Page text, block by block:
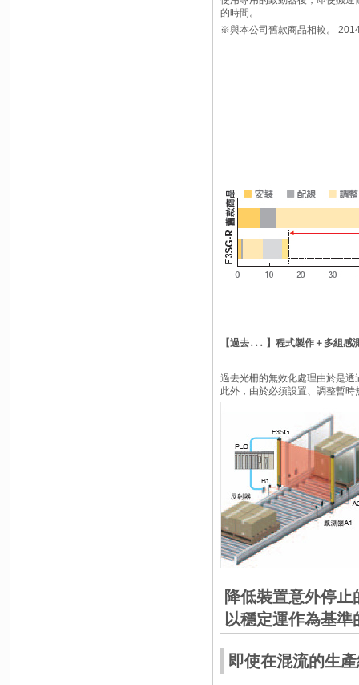
的時間。
※與本公司舊款商品相較。
【過去․․․ 】程式製作＋多組
過去光柵的無效化處理由於是
此外，由於必須設置、調整暫
降低裝置意外停止
以穩定運作為基
即使在混流的生